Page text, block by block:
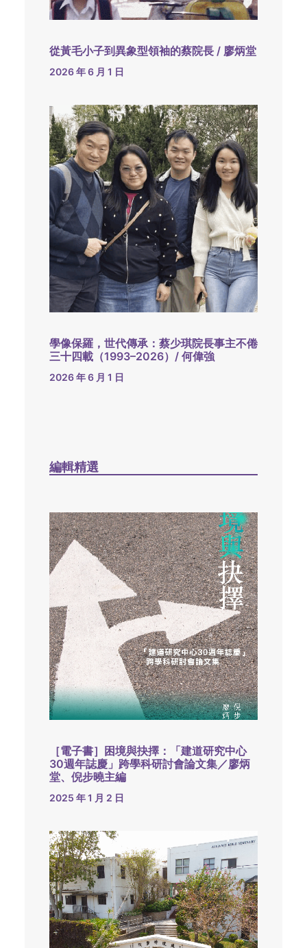
從黃毛小子到異象型領袖的蔡院長 / 廖炳堂
2026 年 6 月 1 日
學像保羅，世代傳承：蔡少琪院長事主不倦
三十四載（1993–2026）/ 何偉強
2026 年 6 月 1 日
編輯精選
［電子書］困境與抉擇：「建道研究中心
30週年誌慶」跨學科研討會論文集／廖炳
堂、倪步曉主編
2025 年 1 月 2 日